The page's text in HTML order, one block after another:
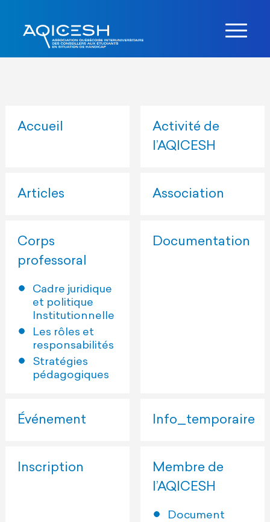
Accueil
Activité de
l’AQICESH
Articles Association
Corps
professoral
Cadre juridique
et politique
Institutionnelle
Les rôles et
responsabilités
Stratégies
pédagogiques
Documentation
Événement Info_temporaire
Inscription
Membre de
l’AQICESH
Document